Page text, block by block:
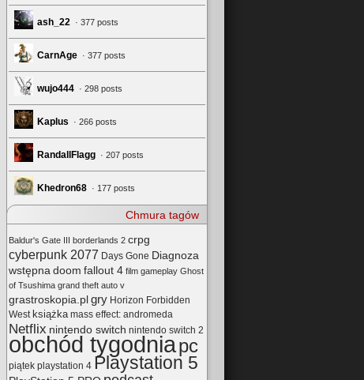
ash_22 · 377 posts
CarnAge · 377 posts
wujo444 · 298 posts
Kaplus · 266 posts
RandallFlagg · 207 posts
Khedron68 · 177 posts
Chmura tagów
Baldur's Gate III borderlands 2 crpg
cyberpunk 2077 Days Gone Diagnoza
wstępnadoom fallout 4 film gameplay Ghost
of Tsushima grand theft auto v
grastroskopia.pl gry Horizon Forbidden
West książka mass effect: andromeda
Netflix nintendo switch nintendo switch 2
obchód tygodniapc
piątek playstation 4 Playstation 5